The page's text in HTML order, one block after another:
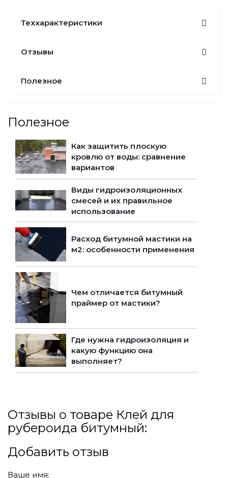
Теххарактеристики
Отзывы
Полезное
Полезное
Как защитить плоскую
кровлю от воды: сравнение
вариантов
Виды гидроизоляционных
смесей и их правильное
использование
Расход битумной мастики на
м2: особенности применения
Чем отличается битумный
праймер от мастики?
Где нужна гидроизоляция и
какую функцию она
выполняет?
Отзывы о товаре Клей для
рубероида битумный:
Добавить отзыв
Ваше имя: